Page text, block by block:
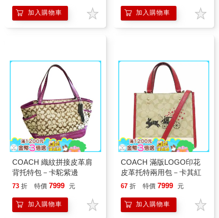
加入購物車 加入購物車
COACH 織紋拼接皮革肩
背托特包－卡駝紫邊
73 折 特價 7999 元
加入購物車
COACH 滿版LOGO印花
皮革托特兩用包－卡其紅
67 折 特價 7999 元
加入購物車